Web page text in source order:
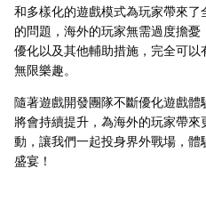
和多樣化的遊戲模式為玩家帶來
的問題，海外的玩家無需過度擔憂
優化以及其他輔助措施，完全可
無限樂趣。
隨著遊戲開發團隊不斷優化遊戲
將會持續提升，為海外的玩家帶
動，讓我們一起投身界外戰場，
盛宴！